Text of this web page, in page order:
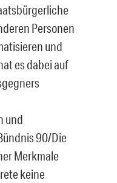
Personen
und
es dabei auf
und
90/Die
Merkmale
keine